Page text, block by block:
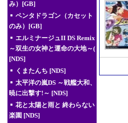
み）[GB]
ペンタドラゴン（カセット
のみ）[GB]
エルミナージュII DS Remix
～双生の女神と運命の大地～(
[NDS]
くまたんち [NDS]
太平洋の嵐DS ～戦艦大和、
暁に出撃す!～ [NDS]
花と太陽と雨と 終わらない
楽園 [NDS]